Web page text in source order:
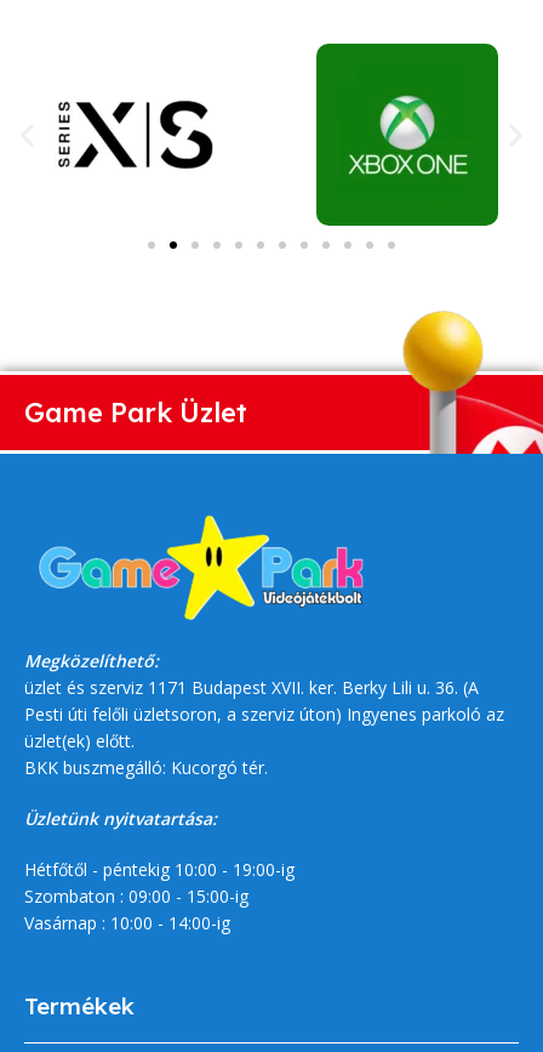
Game Park Üzlet
Megközelíthető:
üzlet és szerviz 1171 Budapest XVII. ker. Berky Lili u. 36. (A
Pesti úti felőli üzletsoron, a szerviz úton) Ingyenes parkoló az
üzlet(ek) előtt.
BKK buszmegálló: Kucorgó tér.
Üzletünk nyitvatartása:
Hétfőtől - péntekig 10:00 - 19:00-ig
Szombaton : 09:00 - 15:00-ig
Vasárnap : 10:00 - 14:00-ig
Termékek